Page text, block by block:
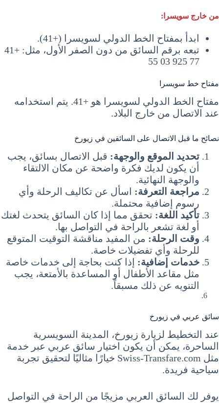
من خارج سويسرا:
ابدأ بمفتاح الخط الدولي لسويسرا (+41).
تبعه برقم السائق من دون الصفر الأول، مثل: +41
77 925 03 55
مفتاح خط سويسرا
مفتاح الخط الدولي لسويسرا هو +41. يتم استخدامه
عند الاتصال من خارج البلاد.
نصائح ما قبل الاتصال على السائقين في زيورخ
تحديد الموقع والوجهة: قبل الاتصال بسائق، يجب
أن يكون لديك فكرة واضحة عن مكان الالتقاء
والوجهة النهائية.
مراجعة التعرفة: اسأل عن تكاليف الرحلة وأي
رسوم إضافية محتملة.
تأكيد اللغة: تحقق مما إذا كان السائق يتحدث لغتك
أو لغة تشعر بالراحة في التواصل بها.
وقت الرحلة: من المفيد مناقشة التوقيت المتوقع
للرحلة وأي تفضيلات خاصة.
خدمات إضافية: إذا كنت بحاجة إلى خدمات خاصة
مثل مقاعد الأطفال أو المساعدة بالأمتعة، يجب
التنويه عن ذلك مسبقاً.
سائق عربي في زيورخ
عند التخطيط لزيارة زيورخ، المدينة السويسرية
الساحرة، يمكن أن يكون اختيار سائق عربي عبر خدمة
مثل Swiss-Transfare.com خيارًا مثاليًا لتحقيق تجربة
سياحية فريدة.
يوفر لك السائق العربي مزيجًا من الراحة في التواصل